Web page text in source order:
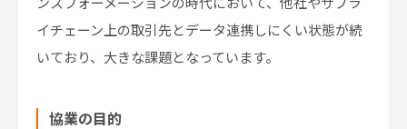
ンスフォーメーションの時代において、他社やサプラ
イチェーン上の取引先とデータ連携しにくい状態が続
いており、大きな課題となっています。
協業の目的